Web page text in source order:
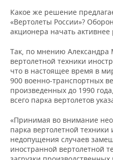
Какое же решение
«Вертолеты России»?
акционера начать активнее
Так, по мнению Александра
вертолетной техники
что в настоящее время в
900 военно-транспортных
произведенных до 1990
всего парка вертолетов
«Принимая во внимание
парка вертолетной техники
недопущения случаев
иностранной вертолетной